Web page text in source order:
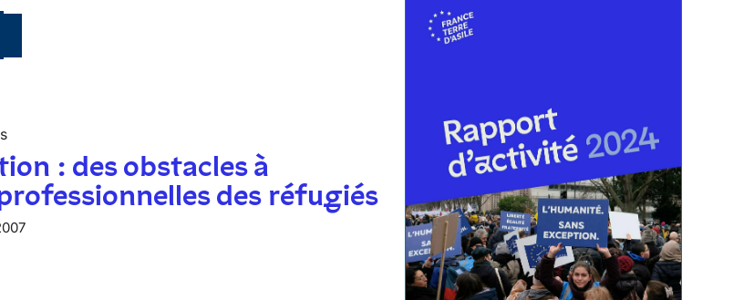
: des obstacles à
des réfugiés